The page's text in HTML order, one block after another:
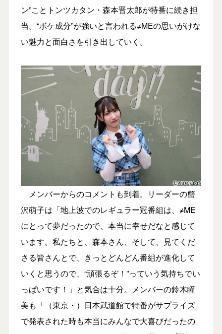
ン”ことトンツカタン・森本晋太郎が特番に続き担
当。“ボケ成分”が強いと言われる≠MEの思いがけな
い魅力と面白さを引き出していく。
メンバーからのコメントも到着。リーダーの蟹
沢萌子は「地上波でのレギュラー冠番組は、≠ME
にとって夢だったので、本当に幸せだなと感じて
います。私たちと、森本さん、そして、見てくだ
さる皆さんとで、きっとどんどん番組が進化して
いくと思うので、“頑張るぞ！”っていう気持ちでい
っぱいです！」と気合は十分。メンバーの鈴木瞳
美も「（東京・）日本武道館で特番がサプライズ
で発表された時も本当にみんなで大喜びだったの